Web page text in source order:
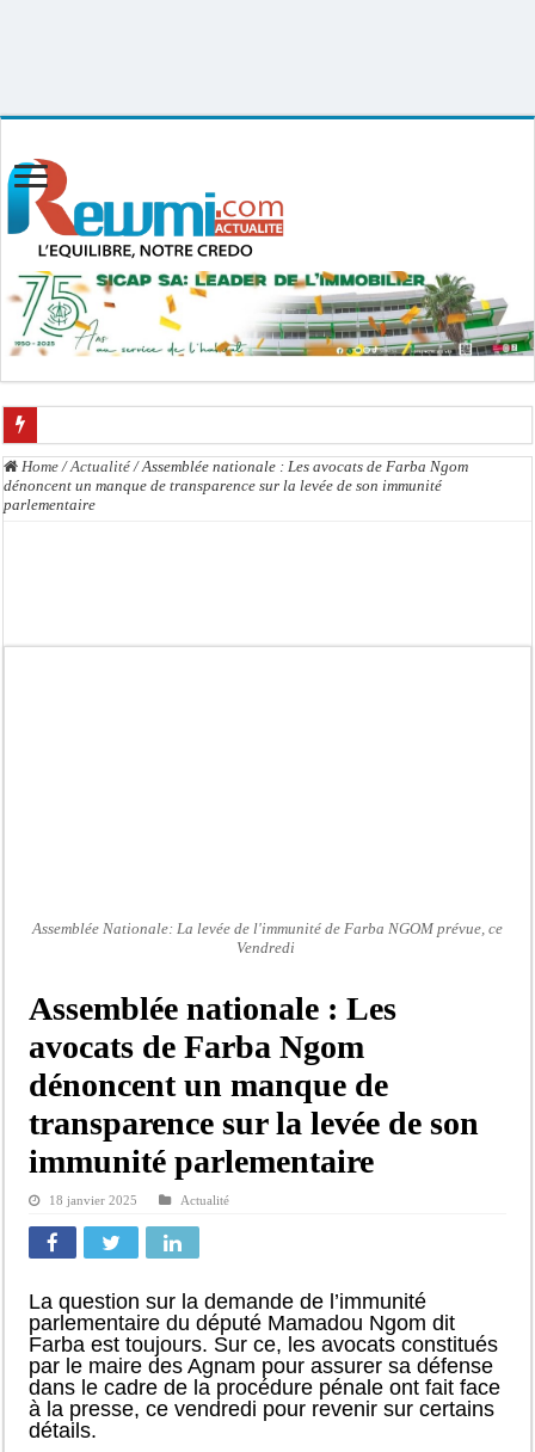
Chavirement d’une pirogue à Djibonker: une fillette décède, des rescapés dans
Hajj 2027 : le RENOPHUS lance officiellement les préparatifs sous l’égide de
Home / Actualité / Assemblée nationale : Les avocats de Farba Ngom
dénoncent un manque de transparence sur la levée de son immunité
parlementaire
Assemblée Nationale: La levée de l'immunité de Farba NGOM prévue, ce
Vendredi
Assemblée nationale : Les
avocats de Farba Ngom
dénoncent un manque de
transparence sur la levée de son
immunité parlementaire
18 janvier 2025 Actualité
La question sur la demande de l’immunité
parlementaire du député Mamadou Ngom dit
Farba est toujours. Sur ce, les avocats constitués
par le maire des Agnam pour assurer sa défense
dans le cadre de la procédure pénale ont fait face
à la presse, ce vendredi pour revenir sur certains
détails.